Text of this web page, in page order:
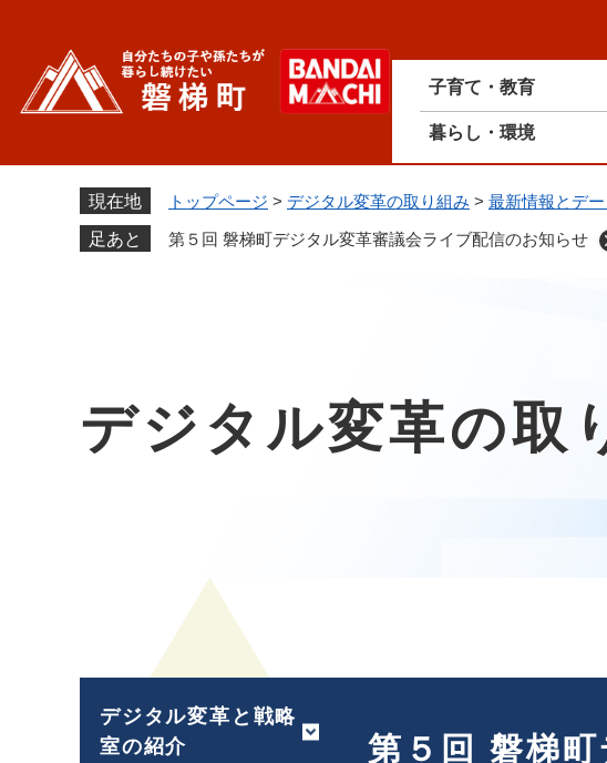
子育て・教育
暮らし・環境
現在地 トップページ > デジタル変革の取り組み > 最新情報とデ
足あと
第５回 磐梯町デジタル変革審議会ライブ配信のお知らせ
デジタル変革の取
第５回 磐梯
デジタル変革と戦略
室の紹介